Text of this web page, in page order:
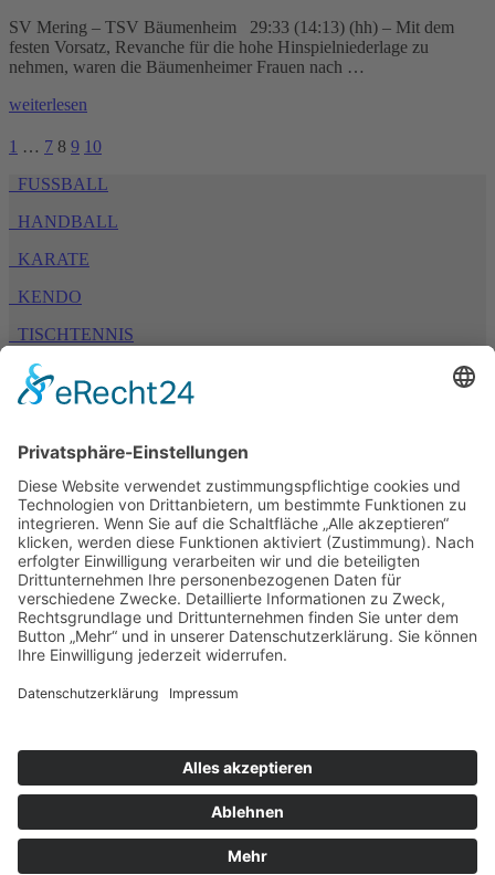
SV Mering – TSV Bäumenheim 29:33 (14:13) (hh) – Mit dem
festen Vorsatz, Revanche für die hohe Hinspielniederlage zu
nehmen, waren die Bäumenheimer Frauen nach …
weiterlesen
1 … 7 8 9 10
FUSSBALL
HANDBALL
KARATE
KENDO
TISCHTENNIS
TURNEN
TSV 1894 Bäumenheim e. V.
Bahnhofstraße 54
86663 Asbach-Bäumenheim
Home
Aktuelles
Kontakt
Datenschutz
COOKIES
© Copyright 2026 by TSV 1894 Bäumenheim e. V.
MEDUO Medienagentur